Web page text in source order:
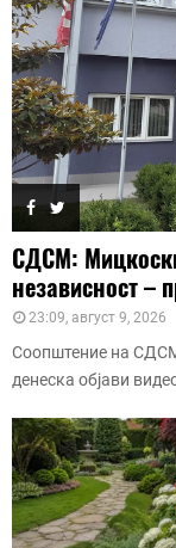
СДСМ:
независност –
23:09, август 9, 2026
Соопштение на СДСМ
денеска објави